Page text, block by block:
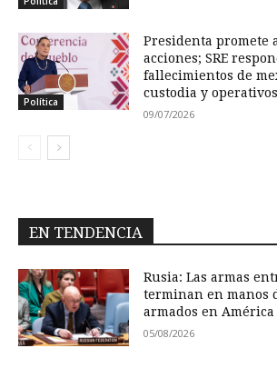
Política
Presidenta promete
acciones; SRE
fallecimientos de
custodia y
09/07/2026
EN TENDENCIA
Rusia: Las armas
terminan en manos
armados en
05/08/2026